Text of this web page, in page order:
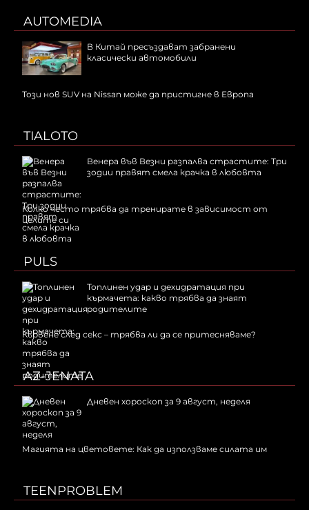
AUTOMEDIA
В Китай пресъздават забранени
класически автомобили
Този нов SUV на Nissan може да пристигне в Европа
TIALOTO
Венера във Везни разпалва страстите: Три
зодии правят смела крачка в любовта
Колко често трябва да тренирате в зависимост от
целите си
PULS
Топлинен удар и дехидратация при
кърмачета: какво трябва да знаят
родителите
Кървене след секс – трябва ли да се притесняваме?
AZ-JENATA
Дневен хороскоп за 9 август, неделя
Магията на цветовете: Как да използваме силата им
TEENPROBLEM